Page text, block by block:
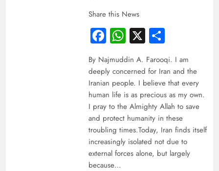
Share this News
Facebook
WhatsApp
X Share
By Najmuddin A. Farooqi. I am
deeply concerned for Iran and the
Iranian people. I believe that every
human life is as precious as my own.
I pray to the Almighty Allah to save
and protect humanity in these
troubling times.Today, Iran finds itself
increasingly isolated not due to
external forces alone, but largely
because…